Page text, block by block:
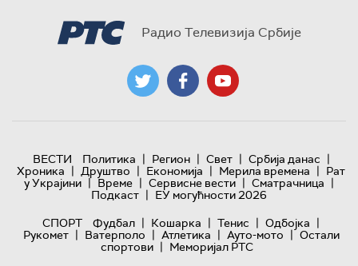
Радио Телевизија Србије
ВЕСТИ Политика | Регион | Свет | Србија данас |
Хроника | Друштво | Економија | Мерила времена | Рат
у Украјини | Време | Сервисне вести | Сматрачница |
Подкаст | ЕУ могућности 2026
СПОРТ
Фудбал | Кошарка | Тенис | Одбојка |
Рукомет | Ватерполо | Атлетика | Ауто-мото | Остали
спортови | Меморијал РТС